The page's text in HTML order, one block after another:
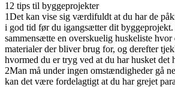
12 tips til byggeprojekter
1Det kan vise sig værdifuldt at du har de
i god tid før du igangsætter dit
sammensætte en overskuelig huskeliste hvor
materialer der bliver brug for, og derefter
hvormed du er tryg ved at du har husket det
2Man må under ingen omstændigheder gå
kan det være fordelagtigt at du har grejet